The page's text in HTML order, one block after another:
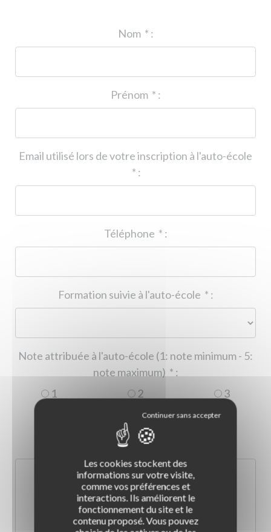
* :
* :
Email utilisé lors de votre inscription à l'auto-école
* :
* :
* :
Note attribuée à l'auto-école (1: note minimum - 5:
* :
1
2
3
5
Les cookies stockent des
informations sur votre visite,
comme vos préférences et
interactions. Ils améliorent le
fonctionnement du site et le
contenu proposé. Vous pouvez